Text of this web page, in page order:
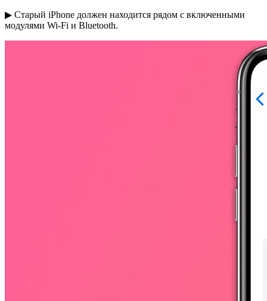
▶ Старый iPhone должен находится рядом с включенными
модулями Wi-Fi и Bluetooth.